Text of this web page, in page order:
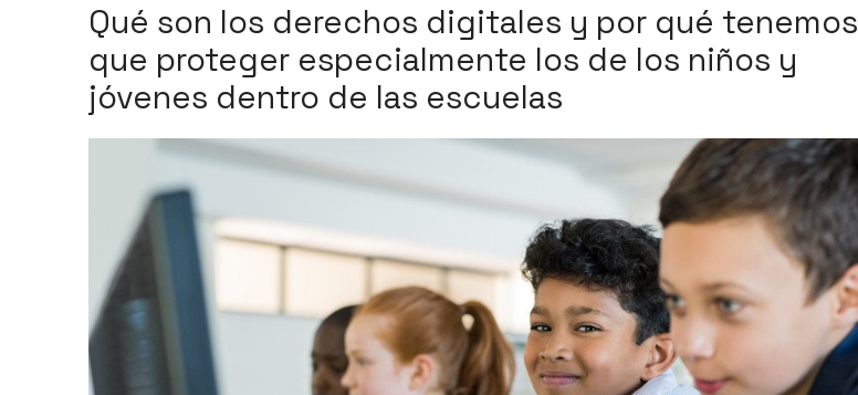
Qué son los derechos digitales y por qué tenemos
que proteger especialmente los de los niños y
jóvenes dentro de las escuelas